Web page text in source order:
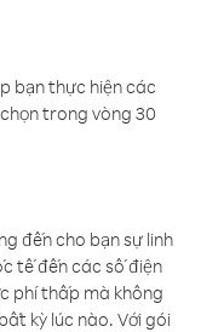
bạn thực hiện các
trong vòng 30
đến cho bạn sự linh
tế đến các số điện
phí thấp mà không
kỳ lúc nào. Với gói